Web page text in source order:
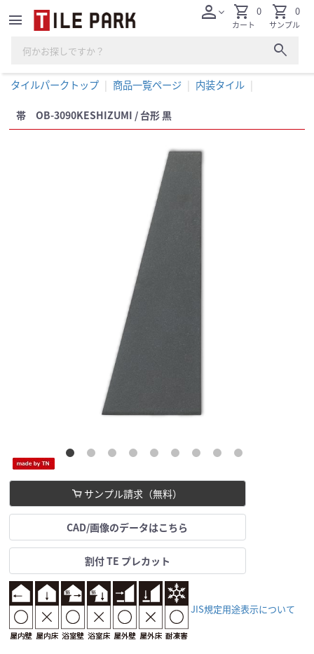
menu
search
personexpand_more shopping_cart
カート
0 shopping_cart
サンプル
0
タイルパークトップ 商品一覧ページ 内装タイル
帯 OB-3090KESHIZUMI / 台形 黒
サンプル請求（無料）
CAD/画像のデータはこちら
割付 TE プレカット
JIS規定用途表示について